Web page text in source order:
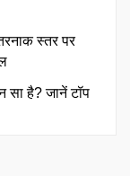
स्तर पर
सा है? जानें टॉप